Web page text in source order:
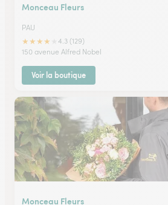
Monceau Fleurs
PAU
★★★★
4.3 (129)
150 avenue Alfred Nobel
Voir la boutique
Monceau Fleurs